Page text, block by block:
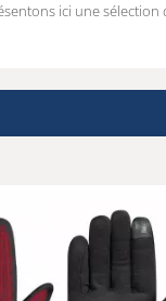
ici une